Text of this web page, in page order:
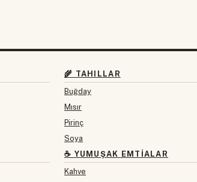
🌾 TAHILLAR
Buğday
Mısır
Pirinç
Soya
☕ YUMUŞAK EMTIALAR
Kahve